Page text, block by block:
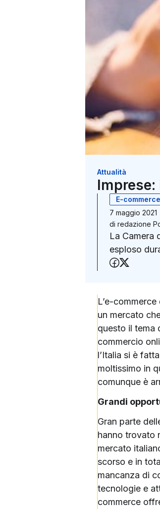
Attualità
E-commerce
7 maggio 2021
di redazione
La Camera
esploso
L’e-
un mercato
questo il tema
commercio
l’Italia si è
moltissimo in
comunque è
Grandi
Gran parte
hanno trovato
mercato
scorso e in
mancanza di
tecnologie e
commerce